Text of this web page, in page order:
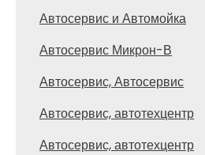
Автосервис и Автомойка
Автосервис Микрон-В
Автосервис, Автосервис
Автосервис, автотехцентр
Автосервис, автотехцентр